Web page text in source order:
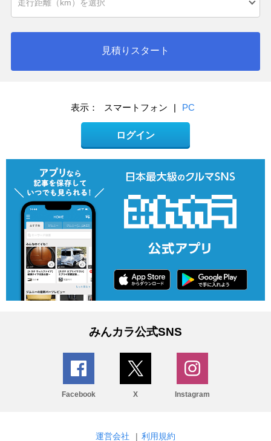
見積りスタート
表示： スマートフォン | PC
ログイン
みんカラ公式SNS
Facebook X Instagram
運営会社 | 利用規約